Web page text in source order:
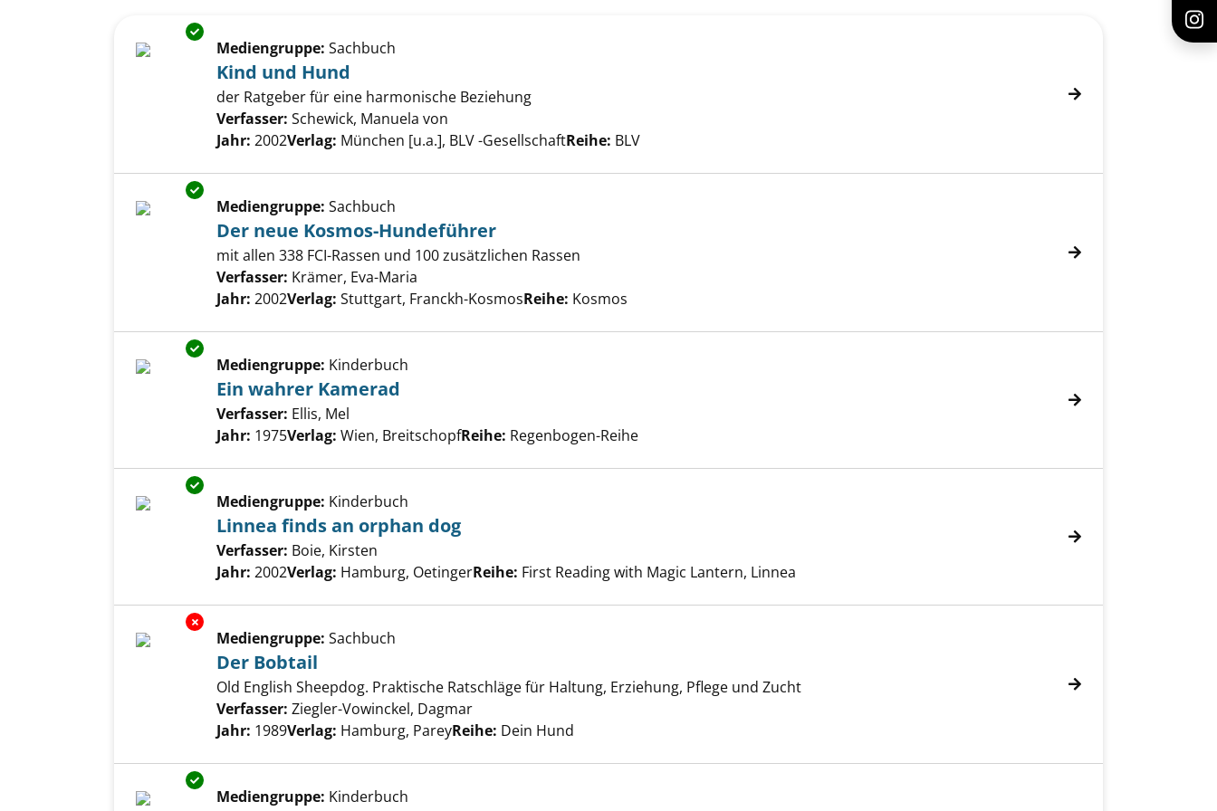
Suchergebnis
Zu den Suchfiltern springen
Exemplar-Details von Kind und Hund anzeigen
Mediengruppe: Sachbuch
Kind und Hund
der Ratgeber für eine harmonische Beziehung
Verfasser: Schewick, Manuela von
Jahr: 2002Verlag: München [u.a.], BLV -GesellschaftReihe: BLV
Exemplar-Details von Der neue Kosmos-Hundeführer anzeigen
Mediengruppe: Sachbuch
Der neue Kosmos-Hundeführer
mit allen 338 FCI-Rassen und 100 zusätzlichen Rassen
Verfasser: Krämer, Eva-Maria
Jahr: 2002Verlag: Stuttgart, Franckh-KosmosReihe: Kosmos
Exemplar-Details von Ein wahrer Kamerad anzeigen
Mediengruppe: Kinderbuch
Ein wahrer Kamerad
Verfasser: Ellis, Mel
Jahr: 1975Verlag: Wien, BreitschopfReihe: Regenbogen-Reihe
Exemplar-Details von Linnea finds an orphan dog anzeigen
Mediengruppe: Kinderbuch
Linnea finds an orphan dog
Verfasser: Boie, Kirsten
Jahr: 2002Verlag: Hamburg, OetingerReihe: First Reading with Magic Lantern, Linnea
Exemplar-Details von Der Bobtail anzeigen
Mediengruppe: Sachbuch
Der Bobtail
Old English Sheepdog. Praktische Ratschläge für Haltung, Erziehung, Pflege und Zucht
Verfasser: Ziegler-Vowinckel, Dagmar
Jahr: 1989Verlag: Hamburg, PareyReihe: Dein Hund
Exemplar-Details von Ottos Mops anzeigen
Mediengruppe: Kinderbuch